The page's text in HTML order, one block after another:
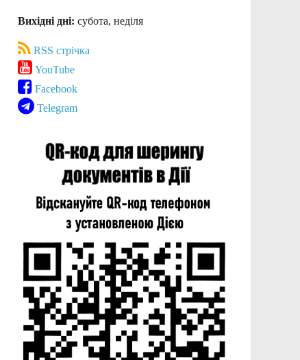
Вихідні дні: субота, неділя
RSS стрічка
YouTube
Facebook
Telegram